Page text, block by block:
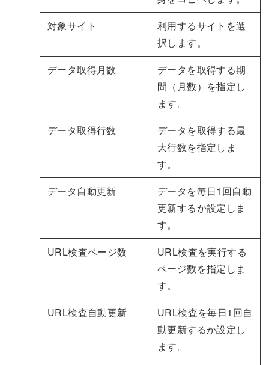
対象サイト
利用するサイトを選
択します。
データ取得月数
データを取得する期
間（月数）を指定し
ます。
データ取得行数
データを取得する最
大行数を指定しま
す。
データ自動更新
データを毎日1回自動
更新するか設定しま
す。
URL検査ページ数
URL検査を実行する
ページ数を指定しま
す。
URL検査自動更新
URL検査を毎日1回自
動更新するか設定し
ます。